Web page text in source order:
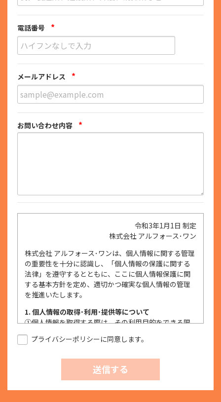
電話番号 *
メールアドレス *
お問い合わせ内容 *
令和3年1月1日 制定
株式会社 アルフォース･ワン
株式会社 アルフォース･ワンは、個人情報に関する管理
の重要性を十分に認識し、「個人情報の保護に関する
法律」を遵守するとともに、ここに個人情報保護に関
する基本方針を定め、適切かつ確実な個人情報の管理
を推進いたします。
1. 個人情報の取得･利用･提供等について
①個人情報を取得する際は、その利用目的をできる限
て適法かつ公正な手段を用い、同意を得て取得しま
個人情報を利用する際は、本人に明示、通知、また
は公表した利用目的の範囲内に限定し、それに反す
プライバシーポリシーに同意します。
送信する